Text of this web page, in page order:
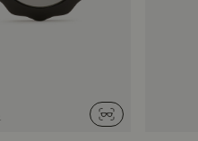
Probador